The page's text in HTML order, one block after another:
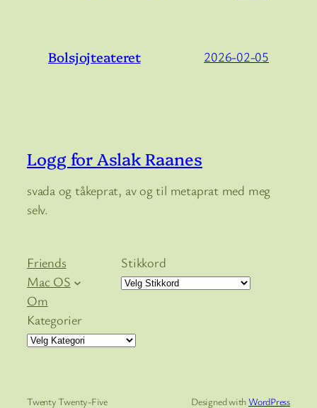
Bolsjojteateret 2026-02-05
Logg for Aslak Raanes
svada og tåkeprat, av og til metaprat med meg
selv.
Friends
Mac OS
Om
Stikkord
Kategorier
Twenty Twenty-Five Designed withWordPress